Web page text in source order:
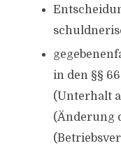
in den §§
(Unterhalt
(Änderung